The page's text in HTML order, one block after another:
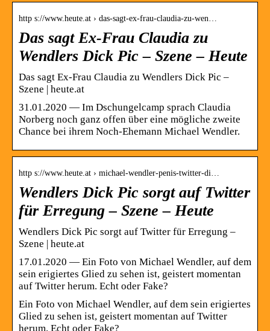
http s://www.heute.at › das-sagt-ex-frau-claudia-zu-wen…
Das sagt Ex-Frau Claudia zu
Wendlers Dick Pic – Szene – Heute
Das sagt Ex-Frau Claudia zu Wendlers Dick Pic –
Szene | heute.at
31.01.2020 — Im Dschungelcamp sprach Claudia
Norberg noch ganz offen über eine mögliche zweite
Chance bei ihrem Noch-Ehemann Michael Wendler.
http s://www.heute.at › michael-wendler-penis-twitter-di…
Wendlers Dick Pic sorgt auf Twitter
für Erregung – Szene – Heute
Wendlers Dick Pic sorgt auf Twitter für Erregung –
Szene | heute.at
17.01.2020 — Ein Foto von Michael Wendler, auf dem
sein erigiertes Glied zu sehen ist, geistert momentan
auf Twitter herum. Echt oder Fake?
Ein Foto von Michael Wendler, auf dem sein erigiertes
Glied zu sehen ist, geistert momentan auf Twitter
herum. Echt oder Fake?